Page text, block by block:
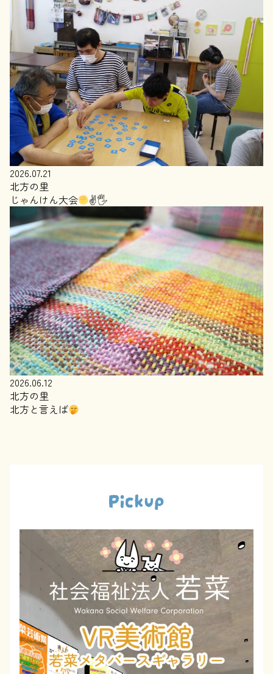
2026.07.21
北方の里
じゃんけん大会
✌🖐
2026.06.12
北方の里
北方と言えば
Pickup